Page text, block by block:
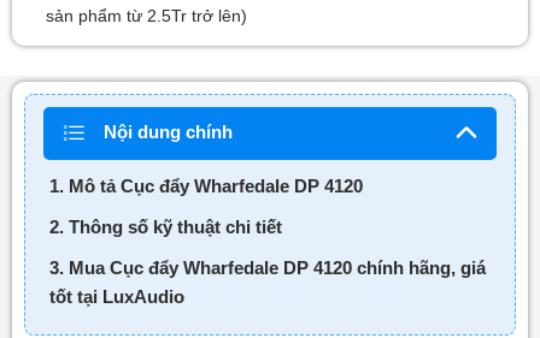
sản phẩm từ 2.5Tr trở lên)
Nội dung chính
1. Mô tả Cục đẩy Wharfedale DP 4120
2. Thông số kỹ thuật chi tiết
3. Mua Cục đẩy Wharfedale DP 4120 chính hãng, giá
tốt tại LuxAudio